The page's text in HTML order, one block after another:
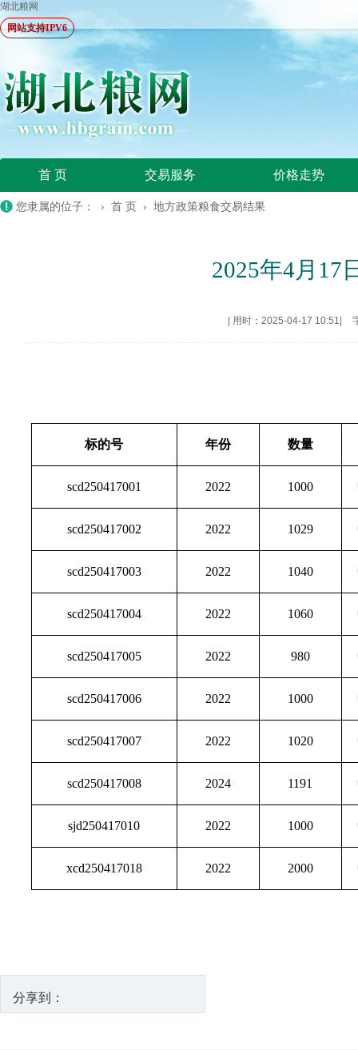
湖北粮网
网站支持IPV6
首 页 交易服务 价格走势
您隶属的位子： › 首 页 › 地方政策粮食交易结果
2025年4月17
用时：2025-04-17 10:51
标的号 年份 数量
scd250417001 2022 1000
scd250417002 2022 1029
scd250417003 2022 1040
scd250417004 2022 1060
scd250417005 2022 980
scd250417006 2022 1000
scd250417007 2022 1020
scd250417008 2024 1191
sjd250417010 2022 1000
xcd250417018 2022 2000
分享到：